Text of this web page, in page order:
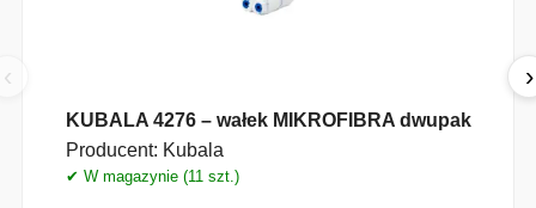
‹
KUBALA 4276 – wałek MIKROFIBRA dwupak
Producent: Kubala
✔ W magazynie (11 szt.)
›